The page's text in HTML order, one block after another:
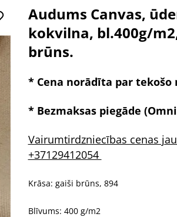
Audums Canvas,
kokvilna, bl.400g/
brūns.
* Cena norādīta par tekošo
* Bezmaksas piegāde
Vairumtirdzniecības cenas
+37129412054
Krāsa: gaiši brūns, 894
Blīvums: 400 g/m2